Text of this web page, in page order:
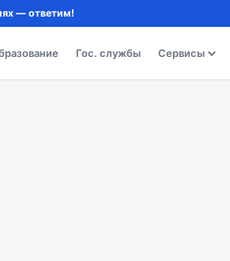
— ответим!
Гос. службы Сервисы